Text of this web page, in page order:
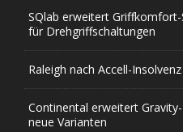
SQlab erweitert
für Drehgriffschaltungen
Raleigh nach Accell-
Continental erweitert
neue Varianten